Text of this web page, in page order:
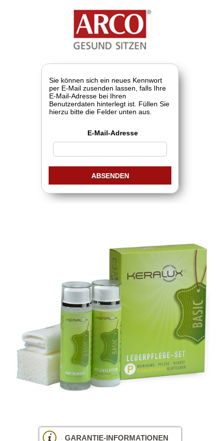
Sie können sich ein neues Kennwort
per E-Mail zusenden lassen, falls Ihre
E-Mail-Adresse bei Ihren
Benutzerdaten hinterlegt ist. Füllen Sie
hierzu bitte die Felder unten aus.
E-Mail-Adresse
GARANTIE-INFORMATIONEN